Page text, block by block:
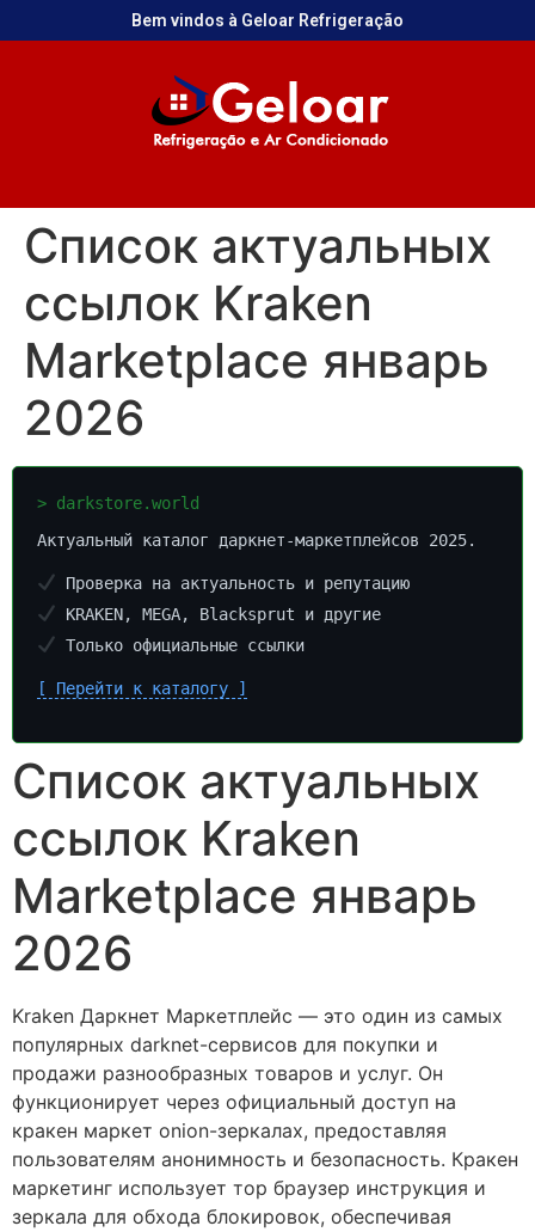
Bem vindos à Geloar Refrigeração
Список актуальных
ссылок Kraken
Marketplace январь
2026
> darkstore.world
Актуальный каталог даркнет-маркетплейсов 2025.
Проверка на актуальность и репутацию
KRAKEN, MEGA, Blacksprut и другие
Только официальные ссылки
[ Перейти к каталогу ]
Список актуальных
ссылок Kraken
Marketplace январь
2026
Kraken Даркнет Маркетплейс — это один из самых
популярных darknet-сервисов для покупки и
продажи разнообразных товаров и услуг. Он
функционирует через официальный доступ на
кракен маркет onion-зеркалах, предоставляя
пользователям анонимность и безопасность. Кракен
маркетинг использует тор браузер инструкция и
зеркала для обхода блокировок, обеспечивая